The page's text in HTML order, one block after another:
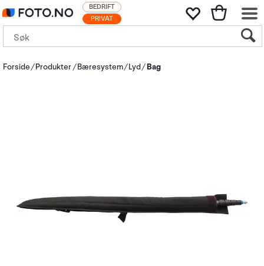
PRIVAT
BEDRIFT
Forside Produkter Bæresystem Lyd Bag